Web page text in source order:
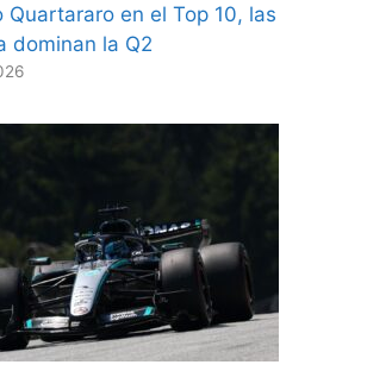
Quartararo en el Top 10, las
dominan la Q2